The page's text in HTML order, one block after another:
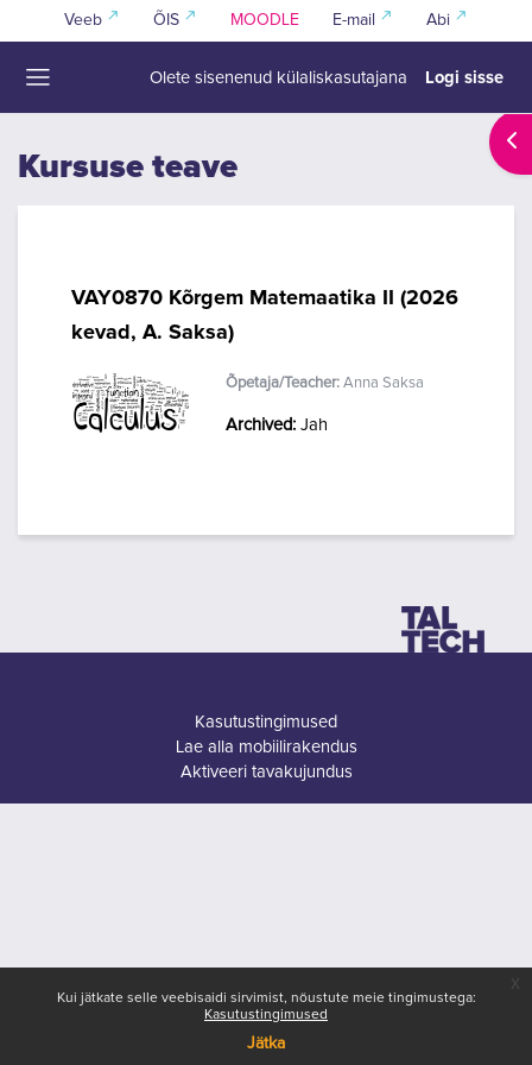
Jäta vahele peasisuni
Kui jätkate selle veebisaidi sirvimist, nõustute meie tingimustega:
Kasutustingimused
Jätka
Veeb ÕIS MOODLE E-mail Abi
Olete sisenenud külaliskasutajana Logi sisse
Kursuse teave
VAY0870 Kõrgem Matemaatika II (2026
kevad, A. Saksa)
Õpetaja/Teacher: Anna Saksa
Archived: Jah
Kasutustingimused
Lae alla mobiilirakendus
Aktiveeri tavakujundus